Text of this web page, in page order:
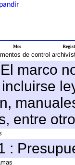
Mes
de control
marco
entre
: